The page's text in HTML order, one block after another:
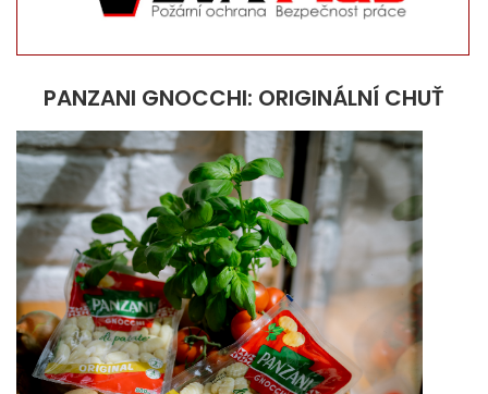
PANZANI GNOCCHI: ORIGINÁLNÍ CHUŤ